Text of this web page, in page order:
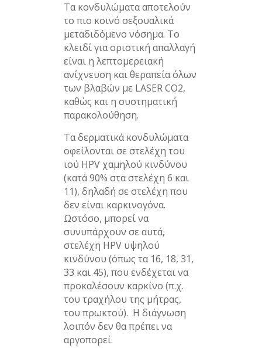
Τα κονδυλώματα αποτελούν
το πιο κοινό σεξουαλικά
μεταδιδόμενο νόσημα. Το
κλειδί για οριστική απαλλαγή
είναι η λεπτομερειακή
ανίχνευση και θεραπεία όλων
των βλαβών με LASER CO2,
καθώς και η συστηματική
παρακολούθηση.
Τα δερματικά κονδυλώματα
οφείλονται σε στελέχη του
ιού HPV χαμηλού κινδύνου
(κατά 90% στα στελέχη 6 και
11), δηλαδή σε στελέχη που
δεν είναι καρκινογόνα.
Ωστόσο, μπορεί να
συνυπάρχουν σε αυτά,
στελέχη HPV υψηλού
κινδύνου (όπως τα 16, 18, 31,
33 και 45), που ενδέχεται να
προκαλέσουν καρκίνο (π.χ.
του τραχήλου της μήτρας,
του πρωκτού). Η διάγνωση
λοιπόν δεν θα πρέπει να
αργοπορεί.